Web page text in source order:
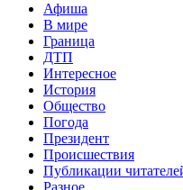
Афиша
В мире
Граница
ДТП
Интересное
История
Общество
Погода
Президент
Происшествия
Публикации